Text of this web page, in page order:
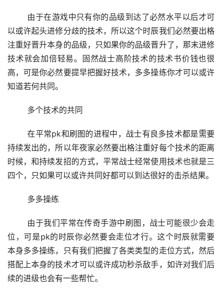
以或许起头进修分歧的技术，所以这个时辰我们必然要出格
注重好晋升本身的品级，只如果你的品级晋升了，那末进修
技术就会加倍轻易。固然战士高阶技术的技术书价钱也很
高，可是你必然要提早把握好技术，多多操练你才可以或许
知道若何共同。
	多个技术的共同
	在平常pk和刷图的进程中，战士有良多技术都是需要
持续发出的，所以年夜家必然要出格注重好每个技术的距离
时候，和持续发招的方式，平常战士经常使用技术也就是三
四个，只如果可以或许共同好都可以到达很好的击杀结果。
	多多操练
位，可是pk的时辰你必然要会走位才行。这个时辰就需要
本身多多操练，只有我们把握了各类类型的走位方式，然后
搭配上本身的技术才可以或许成功秒杀敌手，如许对我们后
续的进级也会有一些帮忙。